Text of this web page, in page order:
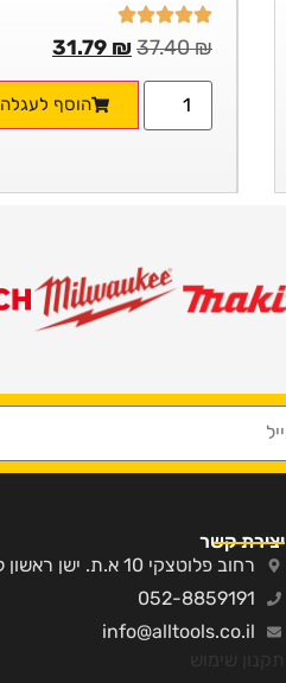
37.40₪
31.79 ₪
הוסף לעגלה
יצירת קשר
רחוב פלוטצקי 10 א.ת. ישן ראשון לציון
052-8859191
info@alltools.co.il